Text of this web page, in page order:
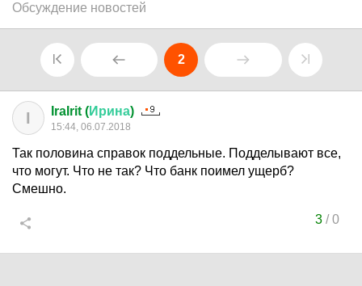
Обсуждение новостей
2
I IraIrit (Ирина)
15:44, 06.07.2018
Так половина справок поддельные. Подделывают все,
что могут. Что не так? Что банк поимел ущерб?
Смешно.
3/0